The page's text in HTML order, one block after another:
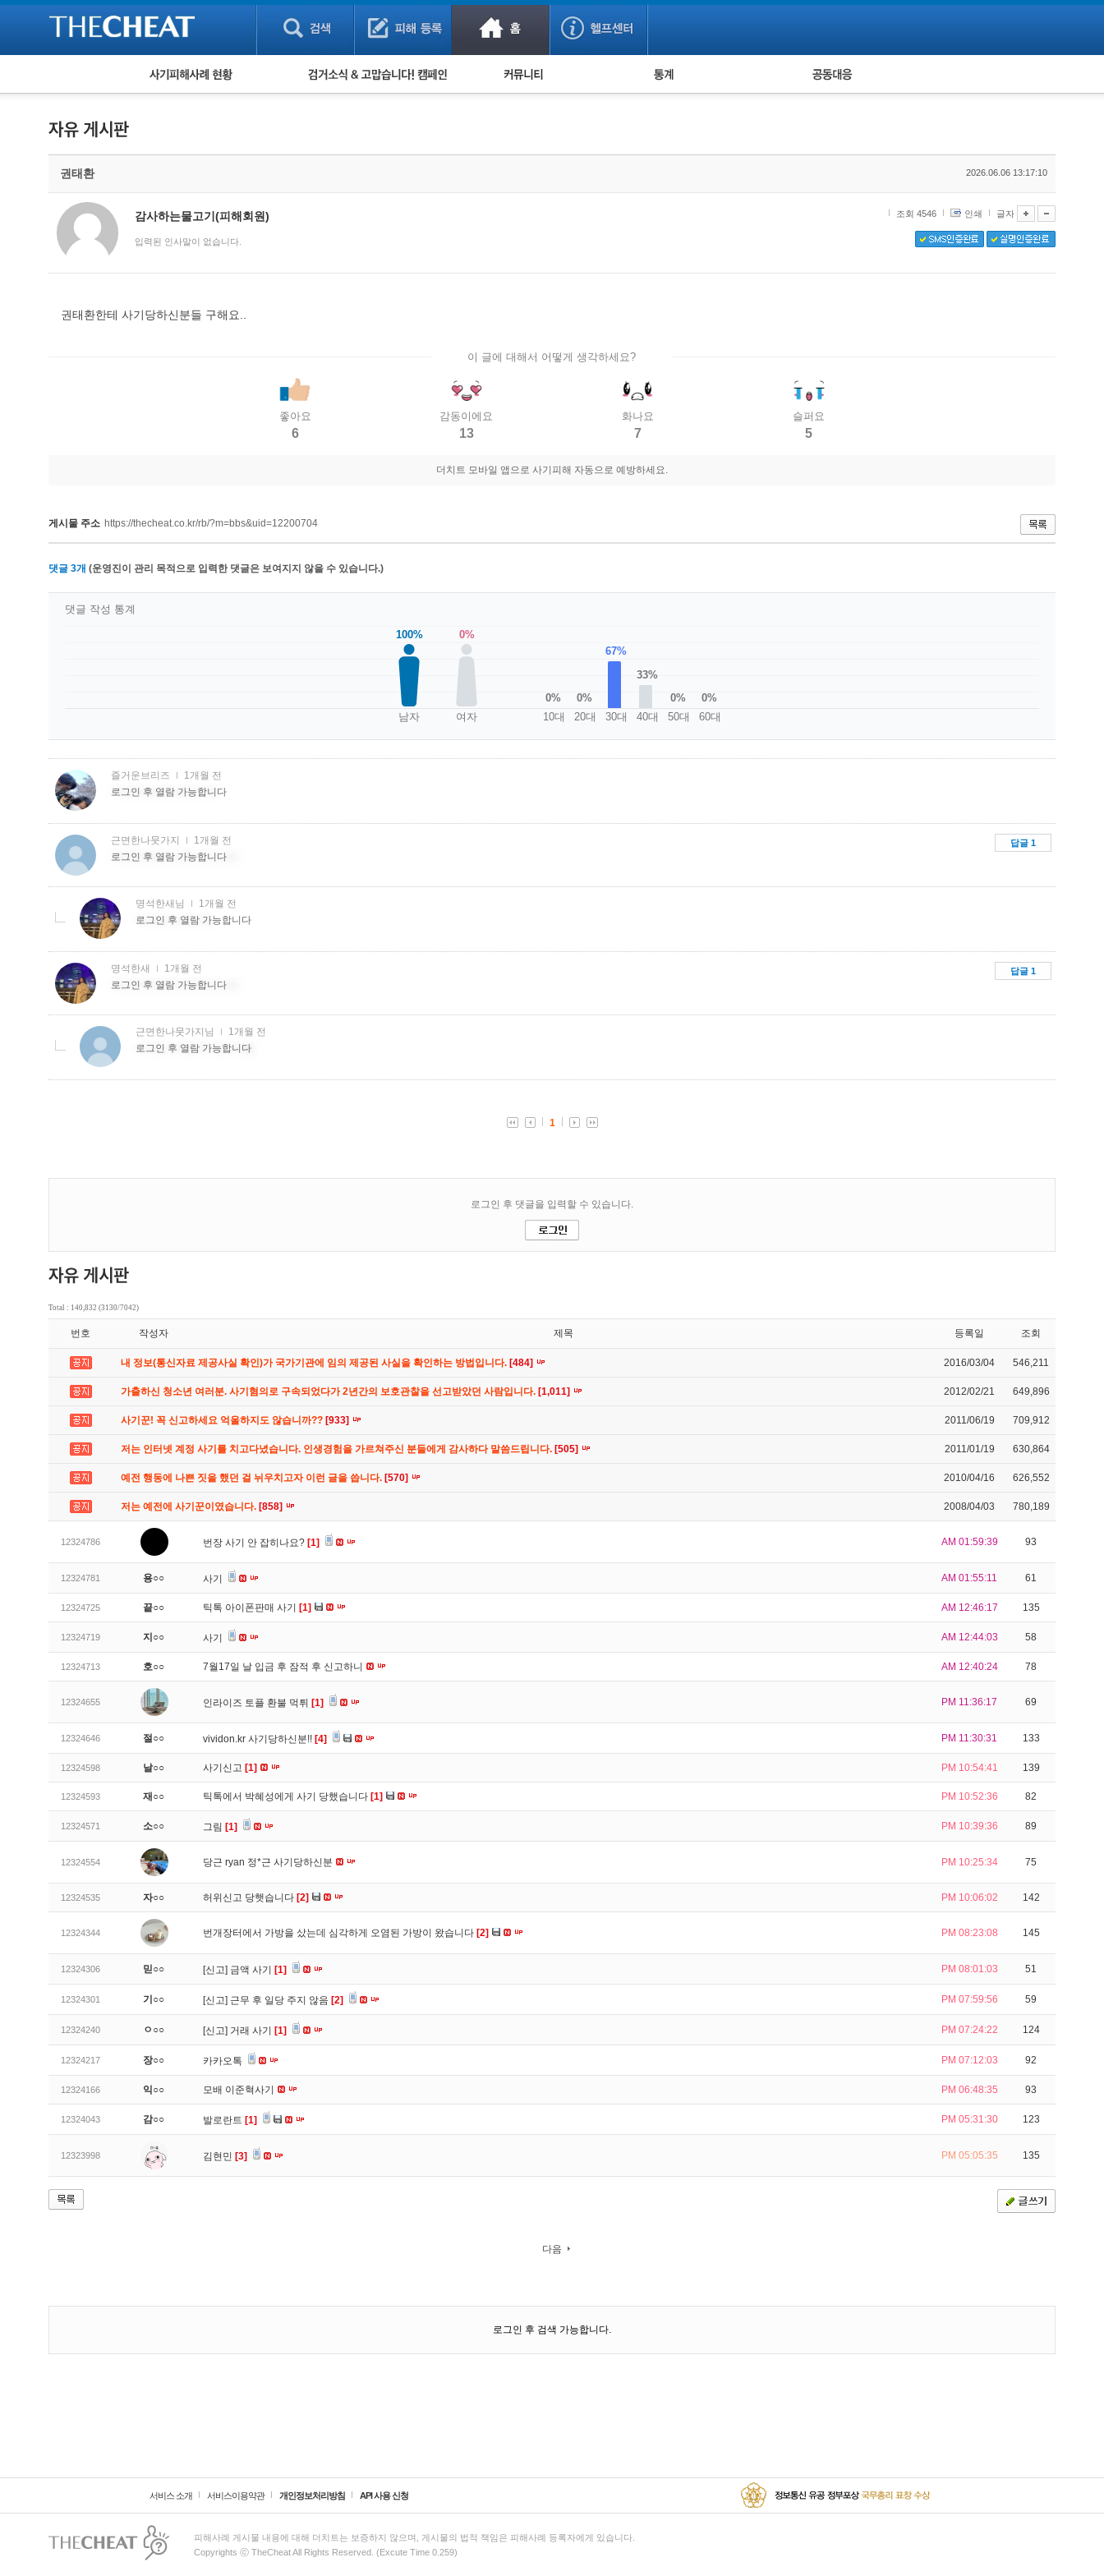
피해사례 현황
유해사이트 목록
비공개 피해사례
워킹홀리데이 피해사례
검거 소식 사기 예방했어요! 누적 피해사례 통계 피해자 공동대응
권태환 2026.06.06 13:17:10
감사하는물고기(피해회원)
입력된 인사말이 없습니다.
조회 4546 인쇄 글자
권태환한테 사기당하신분들 구해요..
이 글에 대해서 어떻게 생각하세요?
좋아요
6
감동이에요
13
화나요
7
슬퍼요
5
더치트 모바일 앱으로 사기피해 자동으로 예방하세요.
게시물 주소 https://thecheat.co.kr/rb/?m=bbs&uid=12200704
댓글 3개 (운영진이 관리 목적으로 입력한 댓글은 보여지지 않을 수 있습니다.)
100%
남자
0%
여자
0%
10대
0%
20대
67%
30대
33%
40대
0%
50대
0%
60대
댓글 작성 통계
Total : 140,832 (3130/7042)
번호 작성자 제목 등록일 조회
내 정보(통신자료 제공사실 확인)가 국가기관에 임의 제공된 사실을 확인하는 방법입니다. [484] 2016/03/04 546,211
가출하신 청소년 여러분. 사기혐의로 구속되었다가 2년간의 보호관찰을 선고받았던 사람입니다. [1,011] 2012/02/21 649,896
사기꾼! 꼭 신고하세요 억울하지도 않습니까?? [933] 2011/06/19 709,912
저는 인터넷 계정 사기를 치고다녔습니다. 인생경험을 가르쳐주신 분들에게 감사하다 말씀드립니다. [505] 2011/01/19 630,864
예전 행동에 나쁜 짓을 했던 걸 뉘우치고자 이런 글을 씁니다. [570] 2010/04/16 626,552
저는 예전에 사기꾼이였습니다. [858] 2008/04/03 780,189
12324786 번장 사기 안 잡히나요? [1] AM 01:59:39 93
12324781 용○○ 사기 AM 01:55:11 61
12324725 끝○○ 틱톡 아이폰판매 사기 [1] AM 12:46:17 135
12324719 지○○ 사기 AM 12:44:03 58
12324713 호○○ 7월17일 날 입금 후 잠적 후 신고하니 AM 12:40:24 78
12324655 인라이즈 토플 환불 먹튀 [1] PM 11:36:17 69
12324646 절○○ vividon.kr 사기당하신분!! [4] PM 11:30:31 133
12324598 날○○ 사기신고 [1] PM 10:54:41 139
12324593 재○○ 틱톡에서 박혜성에게 사기 당했습니다 [1] PM 10:52:36 82
12324571 소○○ 그림 [1] PM 10:39:36 89
12324554 당근 ryan 정*근 사기당하신분 PM 10:25:34 75
12324535 자○○ 허위신고 당햇습니다 [2] PM 10:06:02 142
12324344 번개장터에서 가방을 샀는데 심각하게 오염된 가방이 왔습니다 [2] PM 08:23:08 145
12324306 믿○○ [신고] 금액 사기 [1] PM 08:01:03 51
12324301 기○○ [신고] 근무 후 일당 주지 않음 [2] PM 07:59:56 59
12324240 ㅇ○○ [신고] 거래 사기 [1] PM 07:24:22 124
12324217 장○○ 카카오톡 PM 07:12:03 92
12324166 익○○ 모배 이준혁사기 PM 06:48:35 93
12324043 감○○ 발로란트 [1] PM 05:31:30 123
12323998 김현민 [3] PM 05:05:35 135
다음
로그인 후 검색 가능합니다.
서비스 소개 서비스이용약관 개인정보처리방침 API 사용 신청
피해사례 게시물 내용에 대해 더치트는 보증하지 않으며, 게시물의 법적 책임은 피해사례 등록자에게 있습니다.
Copyrights ⓒ TheCheat All Rights Reserved. (Excute Time 0.259)